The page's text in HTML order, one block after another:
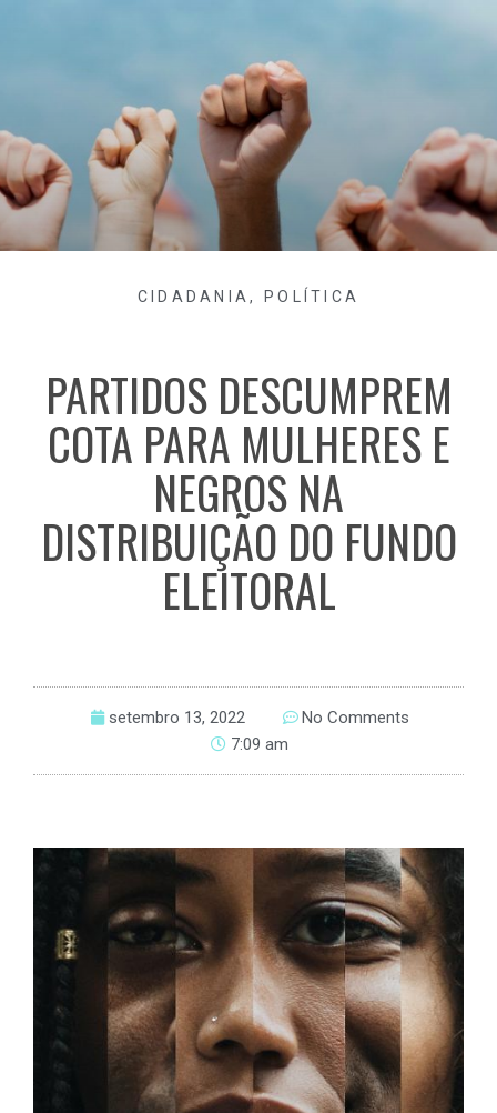
CIDADANIA, POLÍTICA
PARTIDOS DESCUMPREM
COTA PARA MULHERES E
NEGROS NA
DISTRIBUIÇÃO DO FUNDO
ELEITORAL
setembro 13, 2022
No Comments
7:09 am